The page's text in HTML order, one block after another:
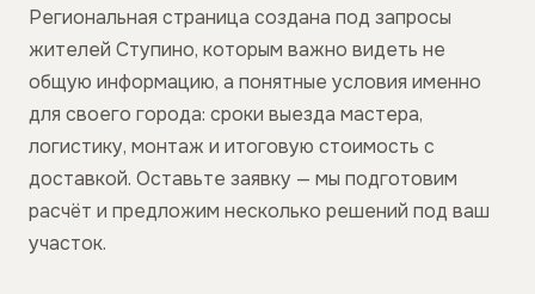
Региональная страница создана под запросы
жителей Ступино, которым важно видеть не
общую информацию, а понятные условия именно
для своего города: сроки выезда мастера,
логистику, монтаж и итоговую стоимость с
доставкой. Оставьте заявку — мы подготовим
расчёт и предложим несколько решений под ваш
участок.